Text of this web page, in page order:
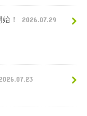
！ 2026.07.29